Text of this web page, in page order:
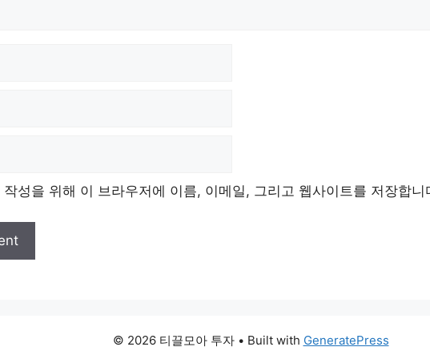
작성을 위해 이 브라우저에 이름, 이메일, 그리고 웹사이트를 저장합니
© 2026 티끌모아 투자• Built with GeneratePress